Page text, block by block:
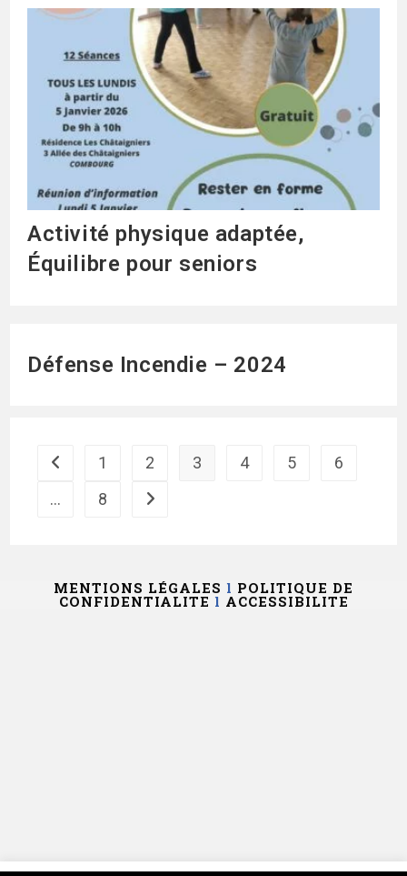
Activité physique adaptée,
Équilibre pour seniors
Défense Incendie – 2024
1 2 3 4 5
6
…
8
MENTIONS LÉGALES l POLITIQUE DE
CONFIDENTIALITE l ACCESSIBILITE